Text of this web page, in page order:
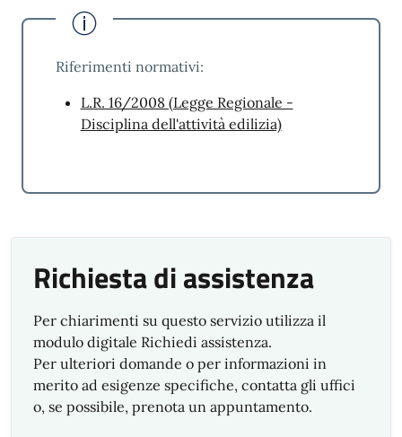
Riferimenti normativi:
L.R. 16/2008 (Legge Regionale -
Disciplina dell'attività edilizia)
Richiesta di assistenza
Per chiarimenti su questo servizio utilizza il
modulo digitale Richiedi assistenza.
Per ulteriori domande o per informazioni in
merito ad esigenze specifiche, contatta gli uffici
o, se possibile, prenota un appuntamento.